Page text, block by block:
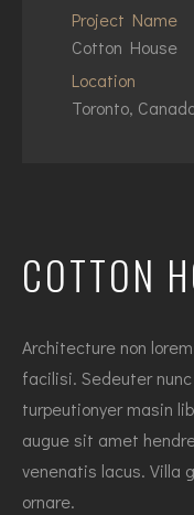
Project Name
Cotton House
Location
Toronto,
COTTON
Architecture non
facilisi. Sedeuter
turpeutionyer masin
augue sit amet
venenatis lacus. Villa
ornare.